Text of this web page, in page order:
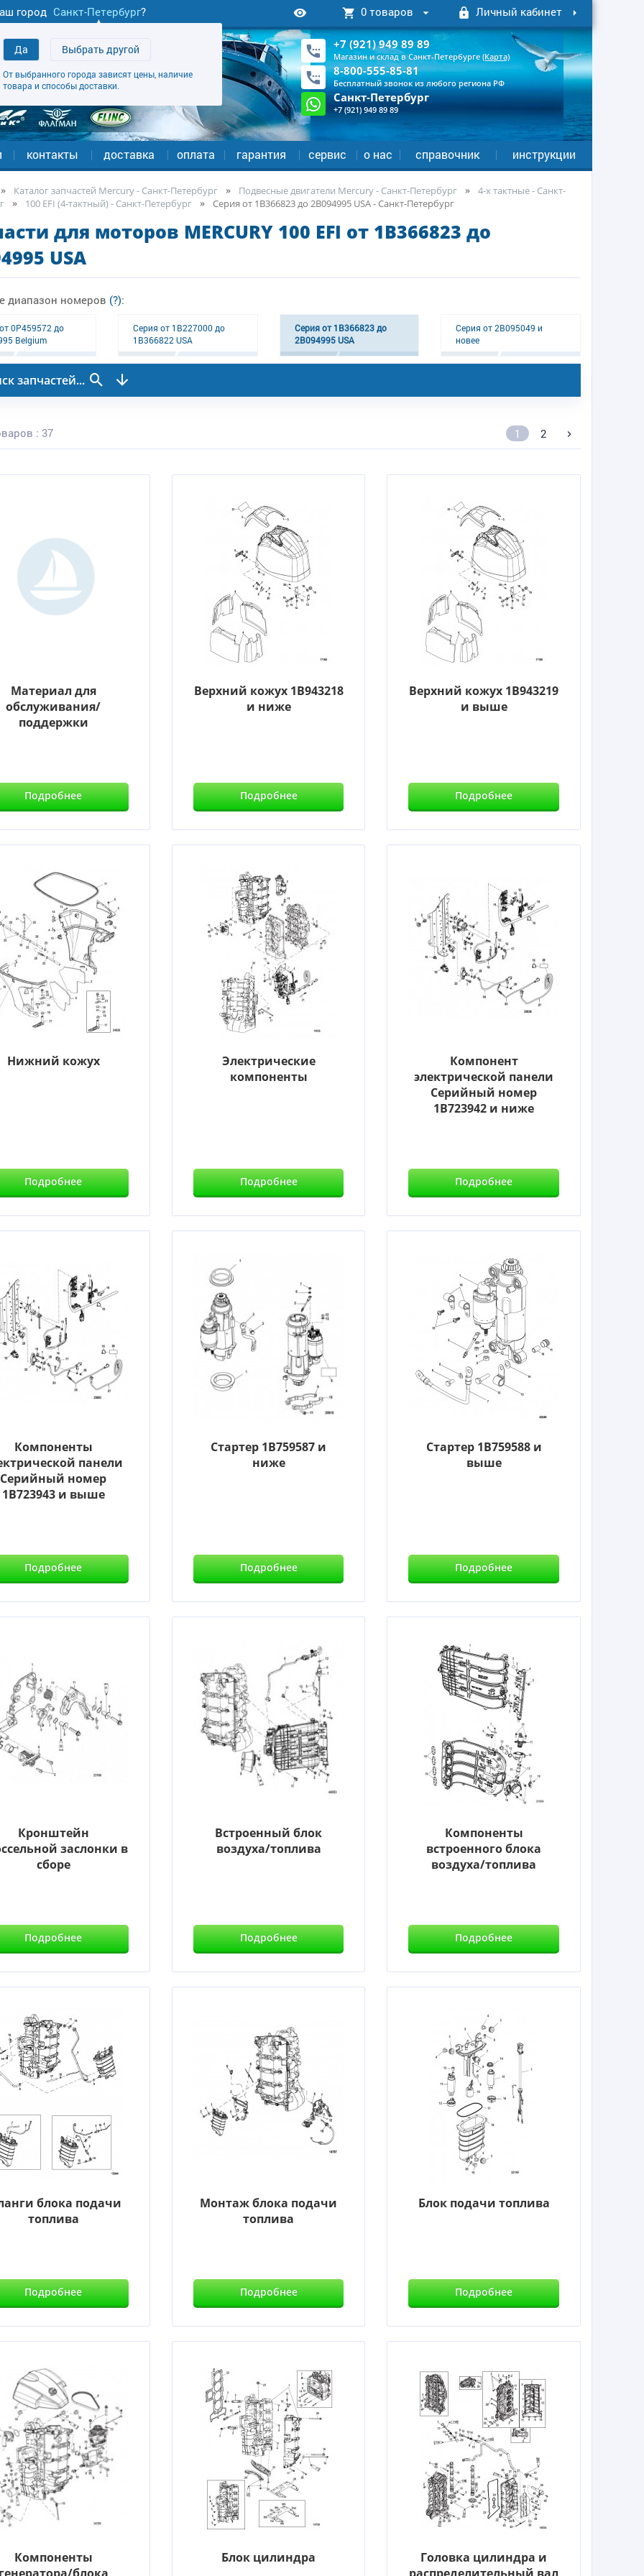
город Санкт-Петербург?
Да Выбрать другой
От выбранного города зависят цены, наличие
товара и способы доставки.
0 товаров Личный кабинет
+7 (921) 949 89 89
Магазин и склад в Санкт-Петербурге (Карта)
8-800-555-85-81
Бесплатный звонок из любого региона РФ
Санкт-Петербург
+7 (921) 949 89 89
контакты доставка оплата гарантия сервис о нас справочник инструкции
Каталог запчастей Mercury - Санкт-Петербург Подвесные двигатели Mercury - Санкт-Петербург
4-х тактные - Санкт-
100 EFI (4-тактный) - Санкт-Петербург Серия от 1B366823 до 2B094995 USA - Санкт-Петербург
для моторов MERCURY 100 EFI от 1B366823 до
USA
диапазон номеров (?):
0P459572 до
Belgium
Серия от 1B227000 до
1B366822 USA
Серия от 1B366823 до
2B094995 USA
Серия от 2B095049 и
новее
запчастей...
: 37 1 2
Материал для
обслуживания/
поддержки
Подробнее
Верхний кожух 1B943218
и ниже
Подробнее
Верхний кожух 1B943219
и выше
Подробнее
Нижний кожух
Подробнее
Электрические
компоненты
Подробнее
Компонент
электрической панели
Серийный номер
1B723942 и ниже
Подробнее
Компоненты
панели
Серийный номер
1B723943 и выше
Подробнее
Стартер 1B759587 и
ниже
Подробнее
Стартер 1B759588 и
выше
Подробнее
Кронштейн
заслонки в
сборе
Подробнее
Встроенный блок
воздуха/топлива
Подробнее
Компоненты
встроенного блока
воздуха/топлива
Подробнее
блока подачи
топлива
Подробнее
Монтаж блока подачи
топлива
Подробнее
Блок подачи топлива
Подробнее
Компоненты
Блок цилиндра
Головка цилиндра и